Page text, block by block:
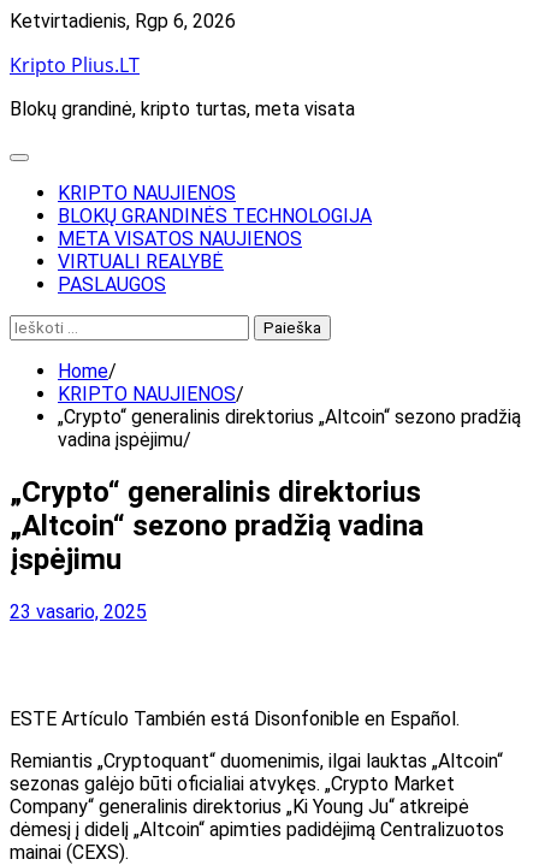
Skip
content
Ketvirtadienis, Rgp 6, 2026
Kripto Plius.LT
Blokų grandinė, kripto turtas, meta visata
KRIPTO NAUJIENOS
BLOKŲ GRANDINĖS TECHNOLOGIJA
META VISATOS NAUJIENOS
VIRTUALI REALYBĖ
PASLAUGOS
Ieškoti:
Home
KRIPTO NAUJIENOS
„Crypto“ generalinis direktorius „Altcoin“ sezono pradžią
vadina įspėjimu
„Crypto“ generalinis direktorius
„Altcoin“ sezono pradžią vadina
įspėjimu
23 vasario, 2025
ESTE Artículo También está Disonfonible en Español.
Remiantis „Cryptoquant“ duomenimis, ilgai lauktas „Altcoin“
sezonas galėjo būti oficialiai atvykęs. „Crypto Market
Company“ generalinis direktorius „Ki Young Ju“ atkreipė
dėmesį į didelį „Altcoin“ apimties padidėjimą Centralizuotos
mainai (CEXS).